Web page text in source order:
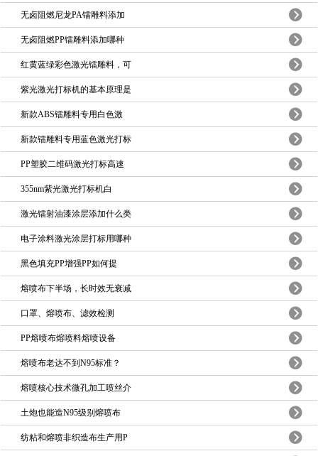
无卤阻燃尼龙PA镭雕料添加
无卤阻燃PP镭雕料添加哪种
红黄蓝绿彩色激光镭雕料，可
紫光激光打标机的基本原理是
新款ABS镭雕料专用白色激
新款镭雕料专用蓝色激光打标
PP塑胶二维码激光打标高速
355nm紫光激光打标机白
激光镭射油漆涂层添加什么类
电子涂料激光涂层打标用哪种
黑色填充PP增强PP如何提
熔喷布下半场，长时效无衰减
口罩、熔喷布、滤效检测
PP熔喷布熔喷料熔喷设备
熔喷布老达不到N95标准？
熔喷核心技术微孔加工喷丝介
土炮也能造N95级别熔喷布
纺粘和熔喷非织造布生产用P